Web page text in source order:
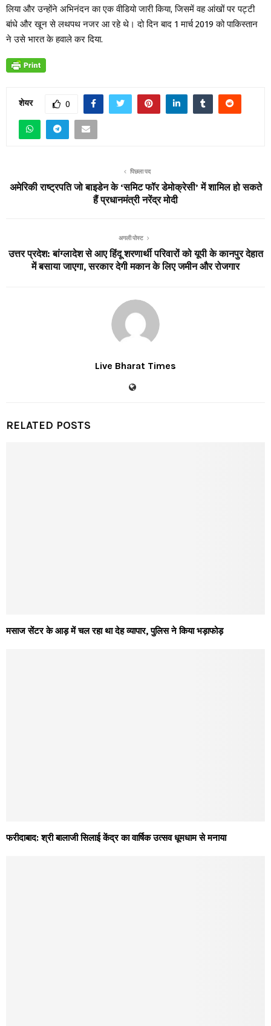
लिया और उन्होंने अभिनंदन का एक वीडियो जारी किया, जिसमें वह आंखों पर पट्टी
बांधे और खून से लथपथ नजर आ रहे थे। दो दिन बाद 1 मार्च 2019 को पाकिस्तान
ने उसे भारत के हवाले कर दिया.
शेयर 0
पिछला पद
अमेरिकी राष्ट्रपति जो बाइडेन के ‘समिट फॉर डेमोक्रेसी’ में शामिल हो सकते
हैं प्रधानमंत्री नरेंद्र मोदी
अगली पोस्ट
उत्तर प्रदेश: बांग्लादेश से आए हिंदू शरणार्थी परिवारों को यूपी के कानपुर देहात
में बसाया जाएगा, सरकार देगी मकान के लिए जमीन और रोजगार
Live Bharat Times
RELATED POSTS
मसाज सेंटर के आड़ में चल रहा था देह व्यापार, पुलिस ने किया भड़ाफोड़
फरीदाबाद: श्री बालाजी सिलाई केंद्र का वार्षिक उत्सव धूमधाम से मनाया